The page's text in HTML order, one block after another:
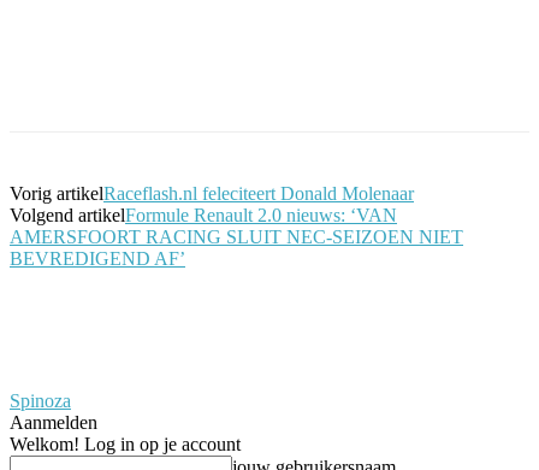
Vorig artikelRaceflash.nl feleciteert Donald Molenaar
Volgend artikelFormule Renault 2.0 nieuws: ‘VAN
AMERSFOORT RACING SLUIT NEC-SEIZOEN NIET
BEVREDIGEND AF’
Spinoza
Aanmelden
Welkom! Log in op je account